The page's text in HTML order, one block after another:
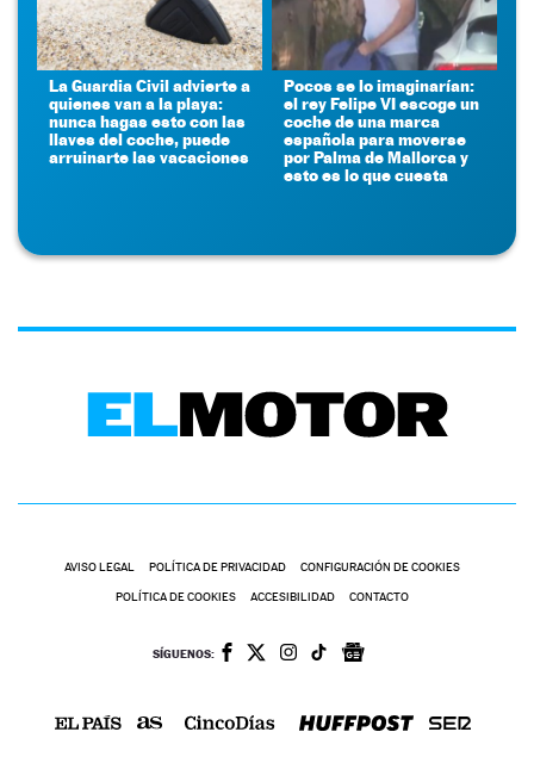
La Guardia Civil advierte a
quienes van a la playa:
nunca hagas esto con las
llaves del coche, puede
arruinarte las vacaciones
Pocos se lo imaginarían:
el rey Felipe VI escoge un
coche de una marca
española para moverse
por Palma de Mallorca y
esto es lo que cuesta
AVISO LEGAL POLÍTICA DE PRIVACIDAD CONFIGURACIÓN DE COOKIES
POLÍTICA DE COOKIES ACCESIBILIDAD CONTACTO
SÍGUENOS: